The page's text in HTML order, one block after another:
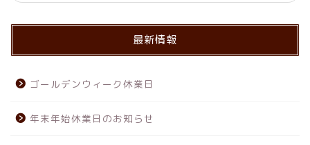
最新情報
ゴールデンウィーク休業日
年末年始休業日のお知らせ